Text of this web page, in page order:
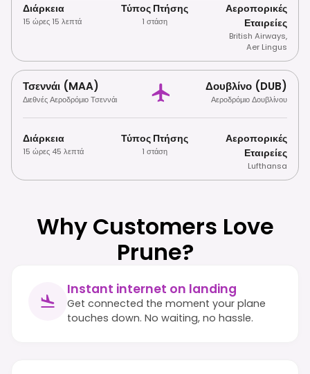
Διάρκεια
15 ώρες 15 λεπτά
Τύπος Πτήσης
1 στάση
Αεροπορικές
Εταιρείες
British Airways,
Aer Lingus
Τσεννάι (MAA)
Διεθνές Αεροδρόμιο Τσεννάι
Δουβλίνο (DUB)
Αεροδρόμιο Δουβλίνου
Διάρκεια
15 ώρες 45 λεπτά
Τύπος Πτήσης
1 στάση
Αεροπορικές
Εταιρείες
Lufthansa
Why Customers Love
Prune?
Instant internet on landing
Get connected the moment your plane
touches down. No waiting, no hassle.